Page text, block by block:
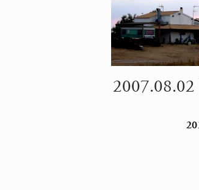
2007.08.02